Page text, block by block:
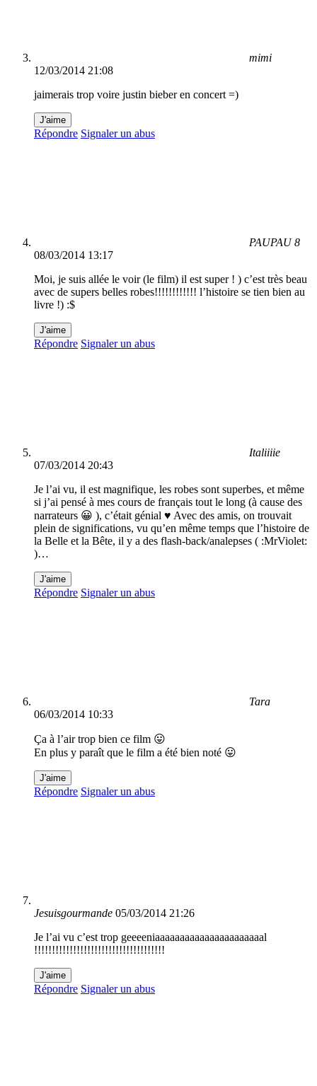
mimi
12/03/2014 21:08
jaimerais trop voire justin bieber en concert =)
J'aime
Répondre Signaler un abus
PAUPAU 8
08/03/2014 13:17
Moi, je suis allée le voir (le film) il est super ! ) c’est très beau
avec de supers belles robes!!!!!!!!!!!! l’histoire se tien bien au
livre !) :$
J'aime
Répondre Signaler un abus
Italiiiie
07/03/2014 20:43
Je l’ai vu, il est magnifique, les robes sont superbes, et même
si j’ai pensé à mes cours de français tout le long (à cause des
narrateurs 😀 ), c’était génial ♥ Avec des amis, on trouvait
plein de significations, vu qu’en même temps que l’histoire de
la Belle et la Bête, il y a des flash-back/analepses ( :MrViolet:
)…
J'aime
Répondre Signaler un abus
Tara
06/03/2014 10:33
Ça à l’air trop bien ce film 😛
En plus y paraît que le film a été bien noté 😛
J'aime
Répondre Signaler un abus
Jesuisgourmande 05/03/2014 21:26
Je l’ai vu c’est trop geeeeniaaaaaaaaaaaaaaaaaaaaaal
!!!!!!!!!!!!!!!!!!!!!!!!!!!!!!!!!!!!!
J'aime
Répondre Signaler un abus